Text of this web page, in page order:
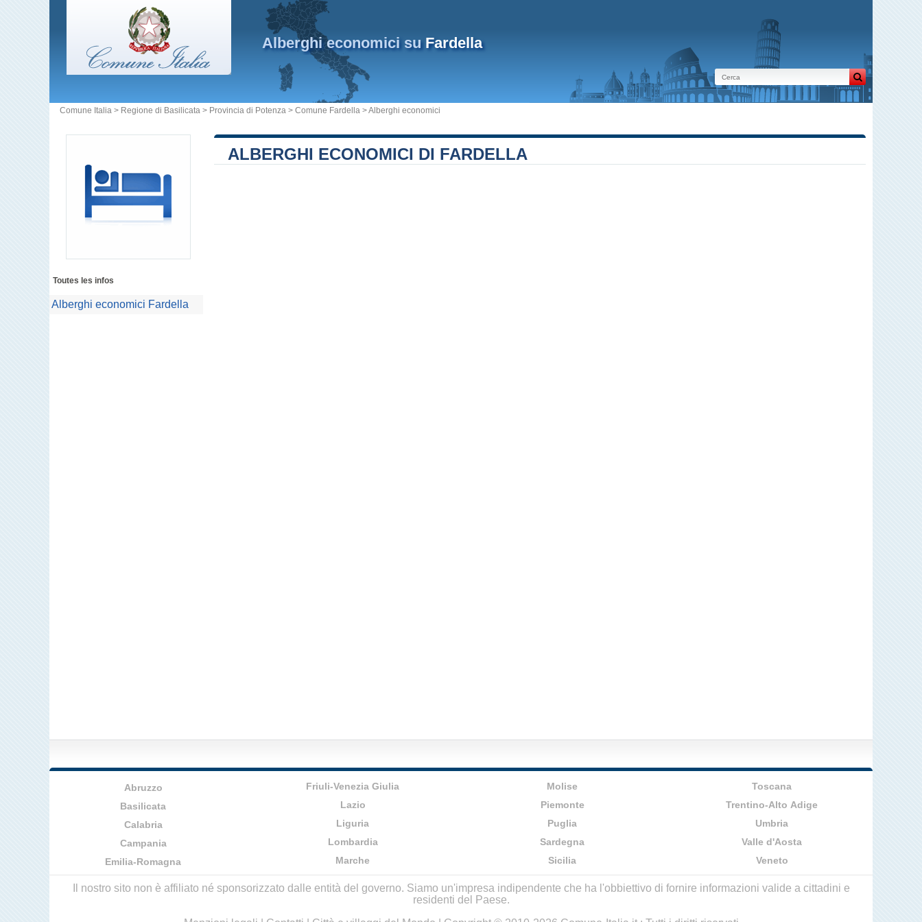
Alberghi economici suFardella
Comune Italia > Regione di Basilicata > Provincia di Potenza > Comune Fardella > Alberghi economici
ALBERGHI ECONOMICI DI FARDELLA
Toutes les infos
Alberghi economici Fardella
Abruzzo
Basilicata
Calabria
Campania
Emilia-Romagna
Friuli-Venezia Giulia
Lazio
Liguria
Lombardia
Marche
Molise
Piemonte
Puglia
Sardegna
Sicilia
Toscana
Trentino-Alto Adige
Umbria
Valle d'Aosta
Veneto
Il nostro sito non è affiliato né sponsorizzato dalle entità del governo. Siamo un'impresa indipendente che ha l'obbiettivo di fornire informazioni valide a cittadini e
residenti del Paese.